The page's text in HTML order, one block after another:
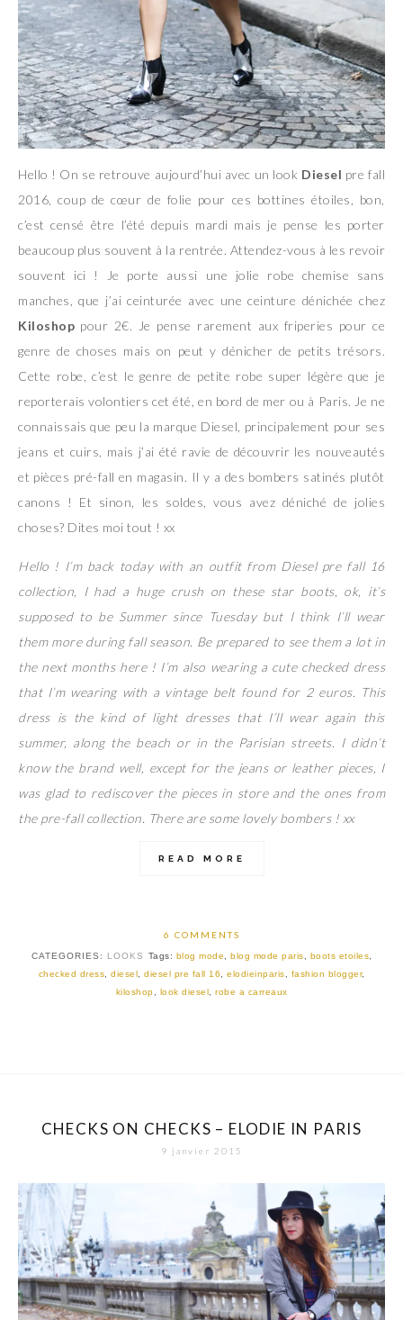
Hello ! On se retrouve aujourd’hui avec un look Diesel pre fall
2016, coup de cœur de folie pour ces bottines étoiles, bon,
c’est censé être l’été depuis mardi mais je pense les porter
beaucoup plus souvent à la rentrée. Attendez-vous à les revoir
souvent ici ! Je porte aussi une jolie robe chemise sans
manches, que j’ai ceinturée avec une ceinture dénichée chez
Kiloshop pour 2€. Je pense rarement aux friperies pour ce
genre de choses mais on peut y dénicher de petits trésors.
Cette robe, c’est le genre de petite robe super légère que je
reporterais volontiers cet été, en bord de mer ou à Paris. Je ne
connaissais que peu la marque Diesel, principalement pour ses
jeans et cuirs, mais j’ai été ravie de découvrir les nouveautés
et pièces pré-fall en magasin. Il y a des bombers satinés plutôt
canons ! Et sinon, les soldes, vous avez déniché de jolies
choses? Dites moi tout ! xx
Hello ! I’m back today with an outfit from Diesel pre fall 16
collection, I had a huge crush on these star boots, ok, it’s
supposed to be Summer since Tuesday but I think I’ll wear
them more during fall season. Be prepared to see them a lot in
the next months here ! I’m also wearing a cute checked dress
that I’m wearing with a vintage belt found for 2 euros. This
dress is the kind of light dresses that I’ll wear again this
summer, along the beach or in the Parisian streets. I didn’t
know the brand well, except for the jeans or leather pieces, I
was glad to rediscover the pieces in store and the ones from
the pre-fall collection. There are some lovely bombers ! xx
READ MORE
6 COMMENTS
CATEGORIES: LOOKS Tags: blog mode blog mode paris boots etoiles
checked dress
diesel diesel pre fall 16 elodieinparis fashion blogger,
kiloshop
look diesel robe a carreaux
CHECKS ON CHECKS – ELODIE IN PARIS
9 janvier 2015